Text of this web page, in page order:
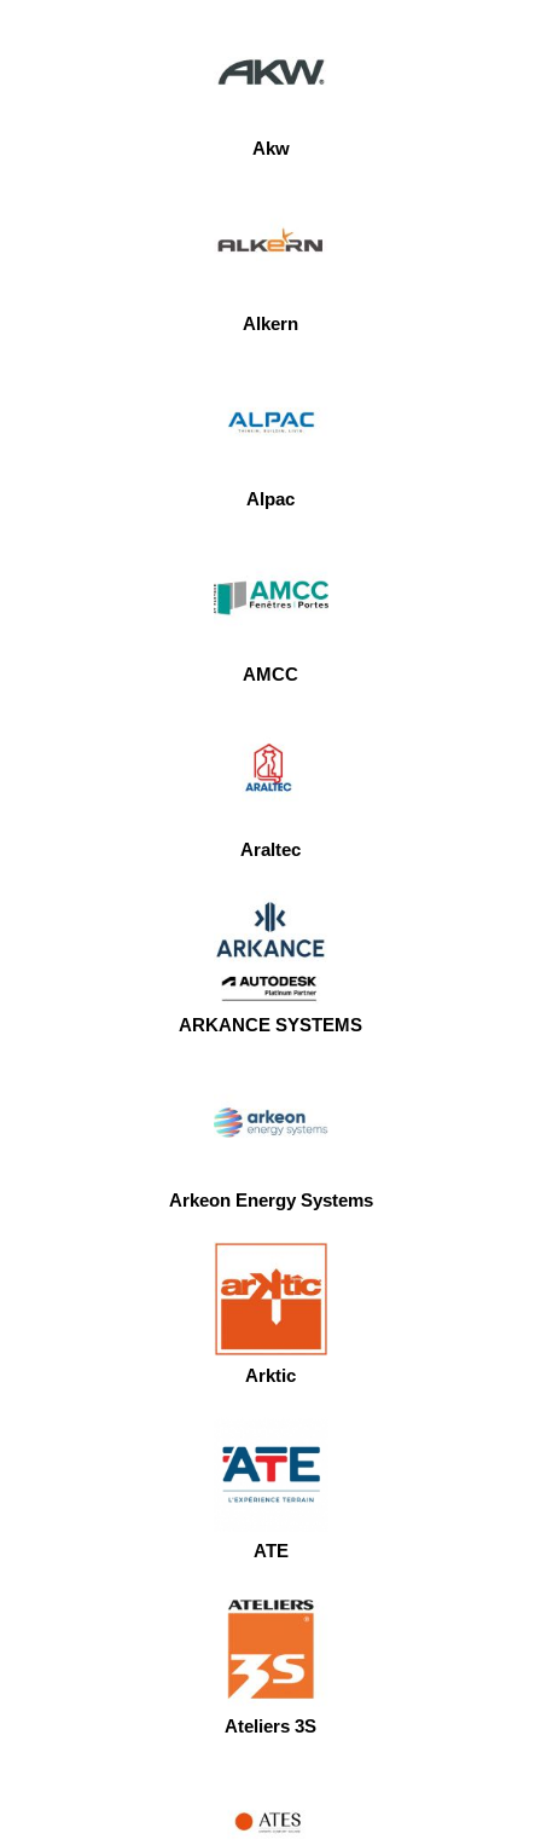
Akw
Alkern
Alpac
AMCC
Araltec
ARKANCE SYSTEMS
Arkeon Energy Systems
Arktic
ATE
Ateliers 3S